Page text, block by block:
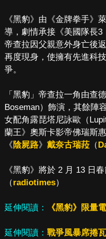
《黑豹》由《金牌拳手》
導，劇情承接《美國隊長3
帝查拉因父親意外身亡後
再度現身，使擁有先進科
爭。
「黑豹」帝查拉一角由查
Boseman）飾演，其餘陣
女配角露琵塔尼詠歐（
蘭王》奧斯卡影帝佛瑞斯
《陰屍路》 戴奈古瑞菈（
《黑豹》將於 2 月 13 日
（radiotimes）
延伸閱讀： 《黑豹》限量
延伸閱讀： 戰爭風暴席捲